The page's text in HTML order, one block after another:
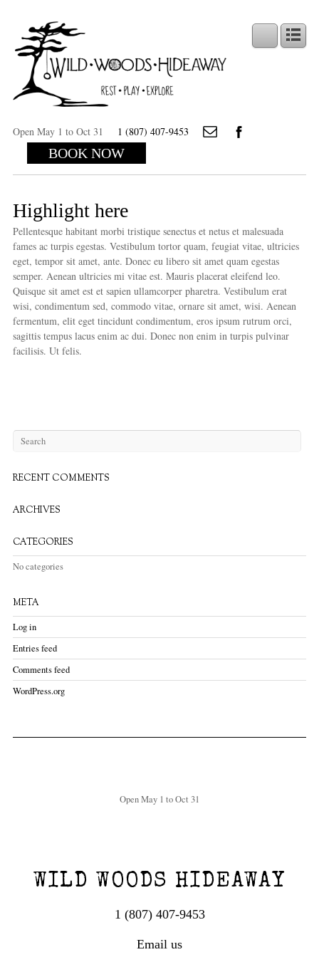
Open May 1 to Oct 31 1 (807) 407-9453
BOOK NOW
Highlight here
Pellentesque habitant morbi tristique senectus et netus et malesuada
fames ac turpis egestas. Vestibulum tortor quam, feugiat vitae, ultricies
eget, tempor sit amet, ante. Donec eu libero sit amet quam egestas
semper. Aenean ultricies mi vitae est. Mauris placerat eleifend leo.
Quisque sit amet est et sapien ullamcorper pharetra. Vestibulum erat
wisi, condimentum sed, commodo vitae, ornare sit amet, wisi. Aenean
fermentum, elit eget tincidunt condimentum, eros ipsum rutrum orci,
sagittis tempus lacus enim ac dui. Donec non enim in turpis pulvinar
facilisis. Ut felis.
RECENT COMMENTS
ARCHIVES
CATEGORIES
No categories
META
Log in
Entries feed
Comments feed
WordPress.org
Open May 1 to Oct 31
WILD WOODS HIDEAWAY
1 (807) 407-9453
Email us